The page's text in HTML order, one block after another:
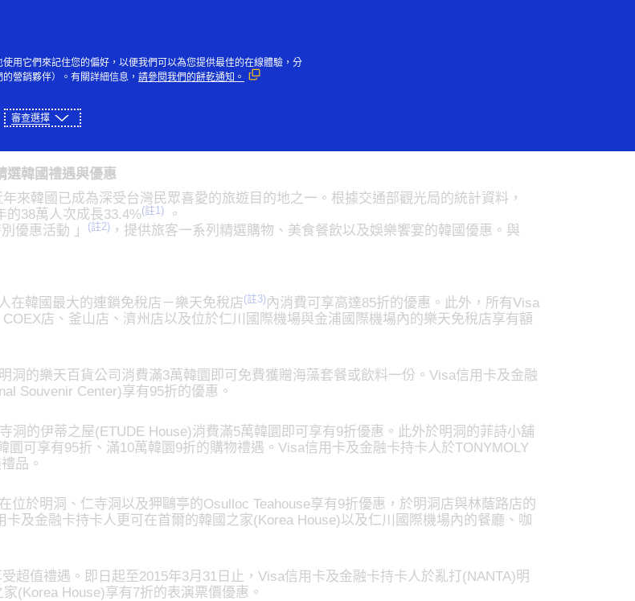
人 企業 創新者 大眾
享旅遊優惠
選韓國禮遇與優惠
來韓國已成為深受台灣民眾喜愛的旅遊目的地之一。根據交通部觀光局的統計資料，
的38萬人次成長33.4%(註1)。
優惠活動 」
(註2)，提供旅客一系列精選購物、美食餐飲以及娛樂饗宴的韓國優惠。與
在韓國最大的連鎖免稅店－樂天免稅店(註3)內消費可享高達85折的優惠。此外，所有Visa
店、釜山店、濟州店以及位於仁川國際機場與金浦國際機場內的樂天免稅店享有額
洞的樂天百貨公司消費滿3萬韓圜即可免費獲贈海藻套餐或飲料一份。Visa信用卡及金融
Souvenir Center)享有95折的優惠。
洞的伊蒂之屋(ETUDE House)消費滿5萬韓圜即可享有9折優惠。此外於明洞的菲詩小舖
圜可享有95折、滿10萬韓圜9折的購物禮遇。Visa信用卡及金融卡持卡人於TONYMOLY
品。
位於明洞、仁寺洞以及狎鷗亭的Osulloc Teahouse享有9折優惠，於明洞店與林蔭路店的
及金融卡持卡人更可在首爾的韓國之家(Korea House)以及仁川國際機場內的餐廳、咖
超值禮遇。即日起至2015年3月31日止，Visa信用卡及金融卡持卡人於亂打(NANTA)明
(Korea House)享有7折的表演票價優惠。
用它們來記住您的偏好，以便我們可以為您提供最佳的在線體驗，分
營銷夥伴）。有關詳細信息， 請參閱我們的餅乾通知。
審查選擇